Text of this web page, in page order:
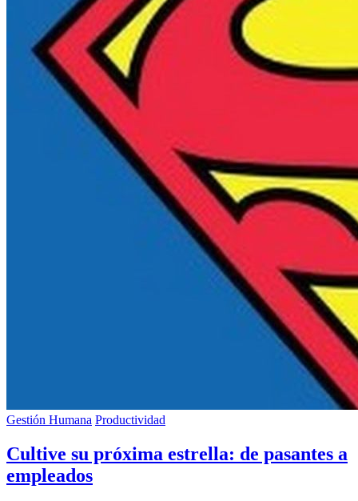
Gestión Humana Productividad
Cultive su próxima estrella: de pasantes a
empleados